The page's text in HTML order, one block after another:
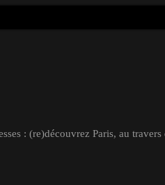
: (re)découvrez Paris, au